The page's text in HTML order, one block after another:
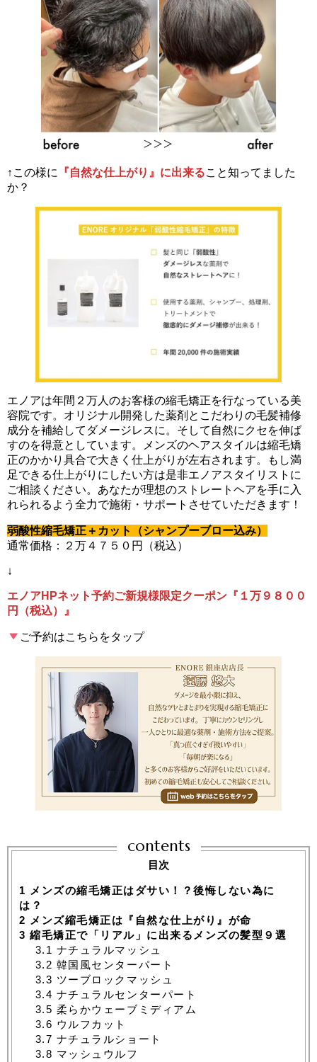
↑この様に 『自然な仕上がり』に出来ること知ってました
か？
エノアは年間２万人のお客様の縮毛矯正を行なっている美
容院です。オリジナル開発した薬剤とこだわりの毛髪補修
成分を補給してダメージレスに。そして自然にクセを伸ば
すのを得意としています。メンズのヘアスタイルは縮毛矯
正のかかり具合で大きく仕上がりが左右されます。もし満
足できる仕上がりにしたい方は是非エノアスタイリストに
ご相談ください。あなたが理想のストレートヘアを手に入
れられるよう全力で施術・サポートさせていただきます！
弱酸性縮毛矯正＋カット（シャンプーブロー込み）
通常価格：２万４７５０円（税込）
↓
エノアHPネット予約ご新規様限定クーポン『１万９８００
円（税込）』
ご予約はこちらをタップ
contents
目次
1 メンズの縮毛矯正はダサい！？後悔しない為に
は？
2 メンズ縮毛矯正は『自然な仕上がり』が命
3 縮毛矯正で「リアル」に出来るメンズの髪型９選
3.1 ナチュラルマッシュ
3.2 韓国風センターパート
3.3 ツーブロックマッシュ
3.4 ナチュラルセンターパート
3.5 柔らかウェーブミディアム
3.6 ウルフカット
3.7 ナチュラルショート
3.8 マッシュウルフ